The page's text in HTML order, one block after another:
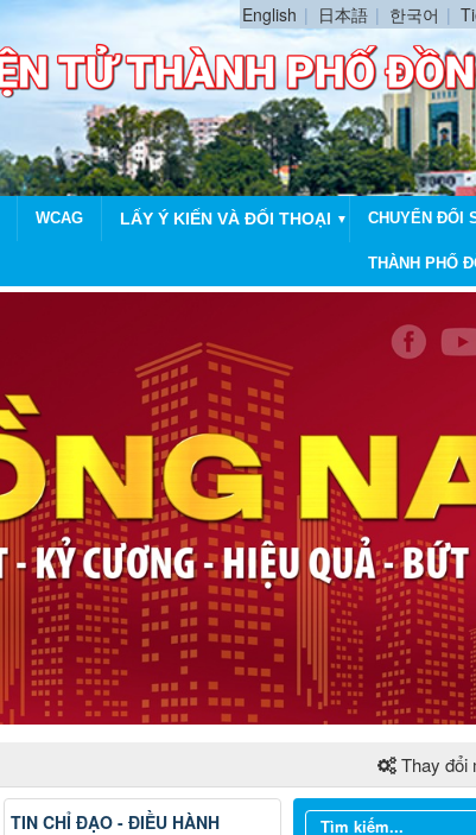
English 日本語 한국어
WCAG LẤY Ý KIẾN VÀ ĐỐI THOẠI ▼ CHUYỂN ĐỔI
THÀNH PHỐ
Thay đổi
TIN CHỈ ĐẠO - ĐIỀU HÀNH